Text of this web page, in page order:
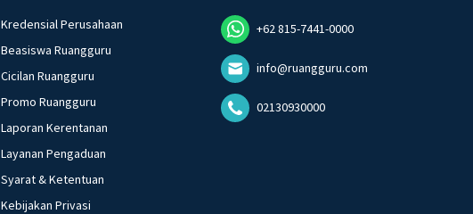
Kredensial Perusahaan
Beasiswa Ruangguru
Cicilan Ruangguru
Promo Ruangguru
Laporan Kerentanan
Layanan Pengaduan
Syarat & Ketentuan
Kebijakan Privasi
+62 815-7441-0000
info@ruangguru.com
02130930000